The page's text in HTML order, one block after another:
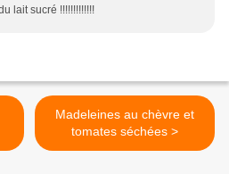
lait sucré !!!!!!!!!!!!!
Madeleines au chèvre et
tomates séchées >